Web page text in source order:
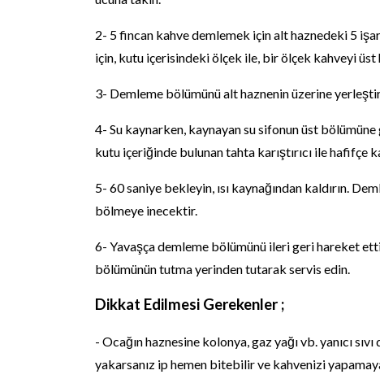
2- 5 fincan kahve demlemek için alt haznedeki 5
için, kutu içerisindeki ölçek ile, bir ölçek kahveyi
3- Demleme bölümünü alt haznenin üzerine
4- Su kaynarken, kaynayan su sifonun üst
kutu içeriğinde bulunan tahta karıştırıcı ile hafifçe
5- 60 saniye bekleyin, ısı kaynağından kaldırın.
bölmeye inecektir.
6- Yavaşça demleme bölümünü ileri geri hareket
bölümünün tutma yerinden tutarak servis edin.
Dikkat Edilmesi Gerekenler ;
- Ocağın haznesine kolonya, gaz yağı vb. yanıcı
yakarsanız ip hemen bitebilir ve kahvenizi